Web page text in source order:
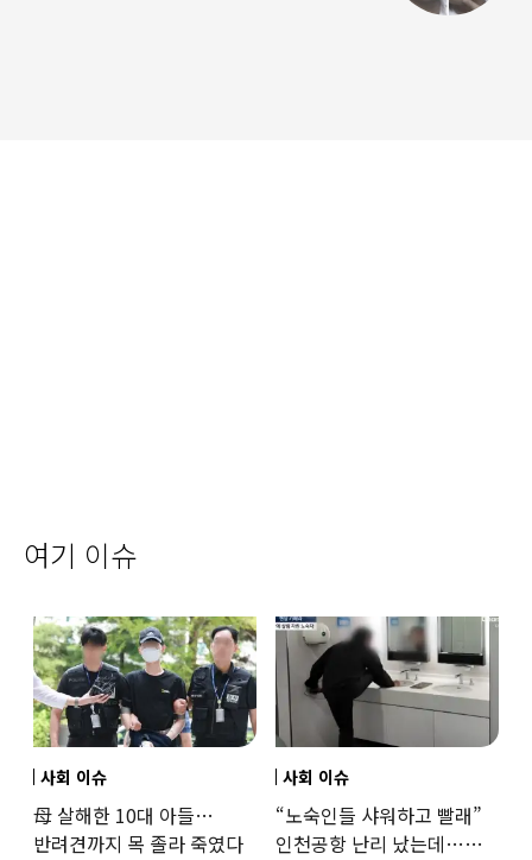
여기 이슈
사회 이슈
母 살해한 10대 아들…
반려견까지 목 졸라 죽였다
사회 이슈
“노숙인들 샤워하고 빨래”
인천공항 난리 났는데…